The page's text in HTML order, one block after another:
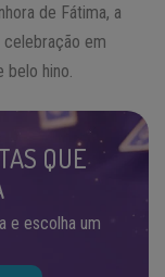
de Fátima, a
celebração em
hino.
QUE
e escolha um